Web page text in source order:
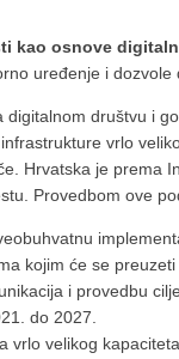
kao osnove
uređenje i dozvole
društvu i
vrlo
Hrvatska je prema
Provedbom ove
kojim će se
i provedbu
do 2027.
vrlo velikog